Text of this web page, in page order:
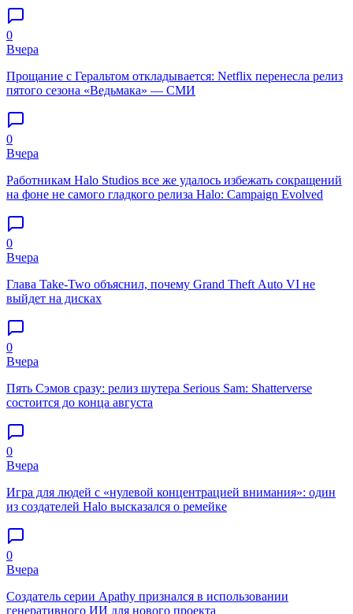
0
Вчера
Прощание с Геральтом откладывается: Netflix перенесла релиз
пятого сезона «Ведьмака» — СМИ
0
Вчера
Работникам Halo Studios все же удалось избежать сокращений
на фоне не самого гладкого релиза Halo: Campaign Evolved
0
Вчера
Глава Take-Two объяснил, почему Grand Theft Auto VI не
выйдет на дисках
0
Вчера
Пять Сэмов сразу: релиз шутера Serious Sam: Shatterverse
состоится до конца августа
0
Вчера
Игра для людей с «нулевой концентрацией внимания»: один
из создателей Halo высказался о ремейке
0
Вчера
Создатель серии Apathy признался в использовании
генеративного ИИ для нового проекта